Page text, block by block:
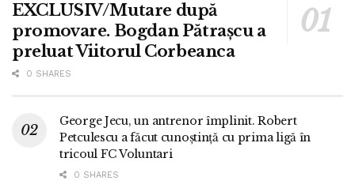
EXCLUSIV/Mutare după
promovare. Bogdan Pătrașcu a
preluat Viitorul Corbeanca
0 SHARES
George Jecu, un antrenor împlinit. Robert
Petculescu a făcut cunoștință cu prima ligă în
tricoul FC Voluntari
0 SHARES